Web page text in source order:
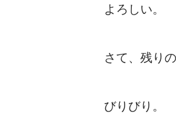
よろしい。
さて、残り
びりびり。